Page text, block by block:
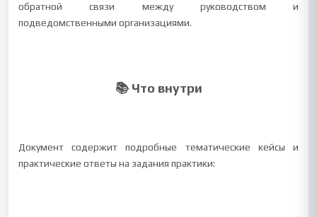
обратной связи между руководством и
подведомственными организациями.
📚 Что внутри
Документ содержит подробные тематические кейсы и
практические ответы на задания практики: